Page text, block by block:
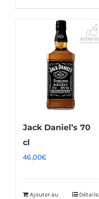
Jack Daniel’s 70
cl
46,00€
Ajouter au
Détails